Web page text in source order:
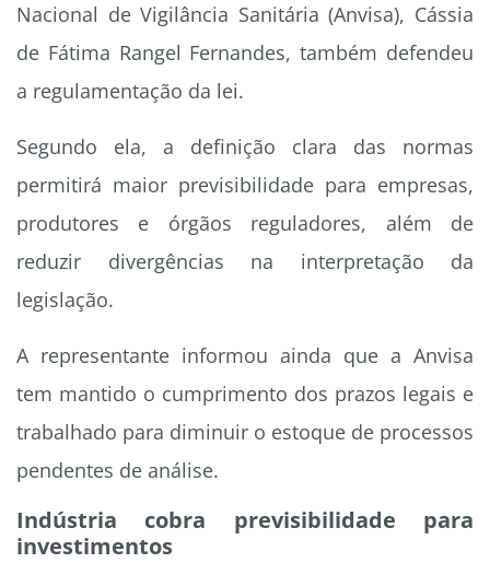
Nacional de Vigilância Sanitária (Anvisa), Cássia
de Fátima Rangel Fernandes, também defendeu
a regulamentação da lei.
Segundo ela, a definição clara das normas
permitirá maior previsibilidade para empresas,
produtores e órgãos reguladores, além de
reduzir divergências na interpretação da
legislação.
A representante informou ainda que a Anvisa
tem mantido o cumprimento dos prazos legais e
trabalhado para diminuir o estoque de processos
pendentes de análise.
Indústria cobra previsibilidade para
investimentos